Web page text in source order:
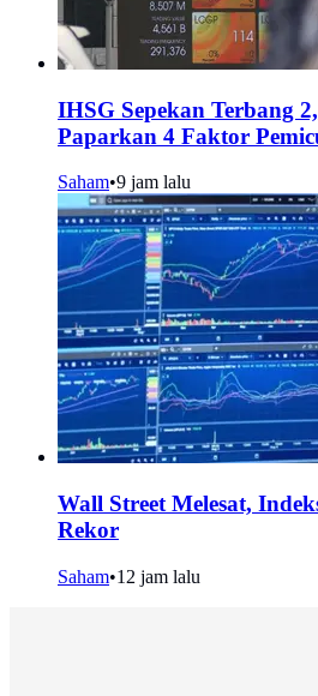
IHSG Sepekan Terbang
Paparkan 4 Faktor
Saham•9 jam lalu
Wall Street Melesat,
Rekor
Saham•12 jam lalu